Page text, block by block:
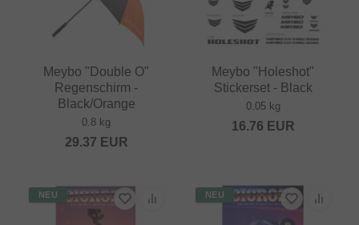
Meybo "Double O"
Regenschirm -
Black/Orange
0.8 kg
29.37 EUR
Meybo "Holeshot"
Stickerset - Black
0.05 kg
16.76 EUR
NEU NEU